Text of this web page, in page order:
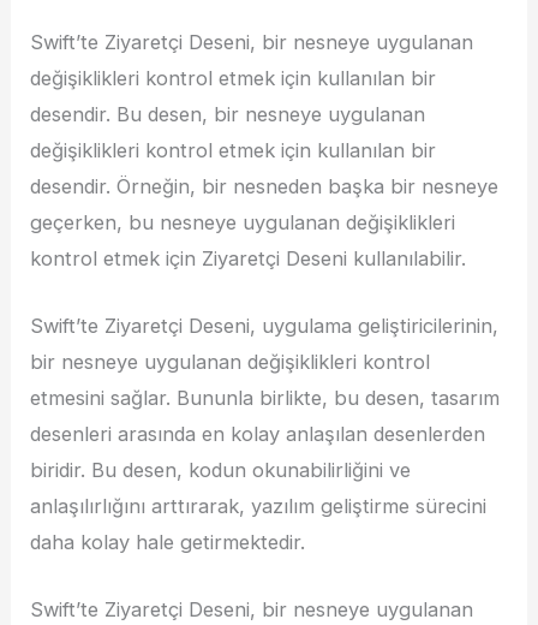
Swift’te Ziyaretçi Deseni, bir nesneye uygulanan
değişiklikleri kontrol etmek için kullanılan bir
desendir. Bu desen, bir nesneye uygulanan
değişiklikleri kontrol etmek için kullanılan bir
desendir. Örneğin, bir nesneden başka bir nesneye
geçerken, bu nesneye uygulanan değişiklikleri
kontrol etmek için Ziyaretçi Deseni kullanılabilir.
Swift’te Ziyaretçi Deseni, uygulama geliştiricilerinin,
bir nesneye uygulanan değişiklikleri kontrol
etmesini sağlar. Bununla birlikte, bu desen, tasarım
desenleri arasında en kolay anlaşılan desenlerden
biridir. Bu desen, kodun okunabilirliğini ve
anlaşılırlığını arttırarak, yazılım geliştirme sürecini
daha kolay hale getirmektedir.
Swift’te Ziyaretçi Deseni, bir nesneye uygulanan